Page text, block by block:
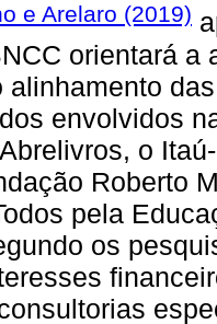
e Arelaro (2019)
orientará a
alinhamento
envolvidos
o
Roberto
pela
os